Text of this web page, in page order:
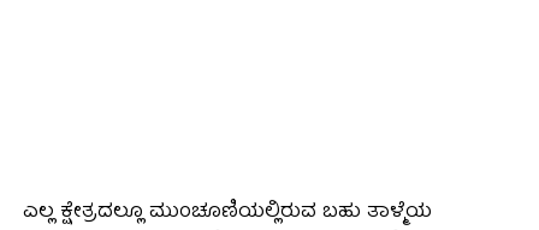
ಎಲ್ಲ ಕ್ಷೇತ್ರದಲ್ಲೂ ಮುಂಚೂಣಿಯಲ್ಲಿರುವ ಬಹು ತಾಳ್ಮೆಯ